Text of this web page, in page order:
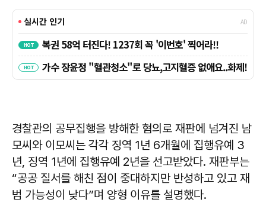
경찰관의 공무집행을 방해한 혐의로 재판에 넘겨진 남
모씨와 이모씨는 각각 징역 1년 6개월에 집행유예 3
년, 징역 1년에 집행유예 2년을 선고받았다. 재판부는
“공공 질서를 해친 점이 중대하지만 반성하고 있고 재
범 가능성이 낮다”며 양형 이유를 설명했다.